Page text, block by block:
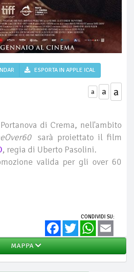
ESPORTA IN APPLE ICAL
a a a
di Crema, nell'ambito
sarà proiettato il film
, regia di Uberto Pasolini.
valida per gli over 60
CONDIVIDI SU:
FacebookTwitter WhatsApp
MAPPA